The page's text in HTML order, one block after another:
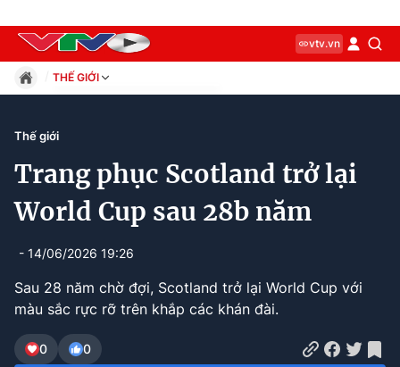
vtv.vn
THẾ GIỚI
Xã hội
Kinh tế
Thế giới
Công nghệ
Current
0:01 Duration
2:02
Thế giới
Trang phục Scotland trở lại
World Cup sau 28b năm
- 14/06/2026 19:26
Sau 28 năm chờ đợi, Scotland trở lại World Cup với
màu sắc rực rỡ trên khắp các khán đài.
0
0